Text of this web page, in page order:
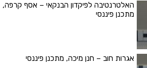
האלטרנטיבה לפיקדון הבנקאי – אסף קרפה,
מתכנן פיננסי
אגרות חוב – חנן מיכה, מתכנן פיננסי